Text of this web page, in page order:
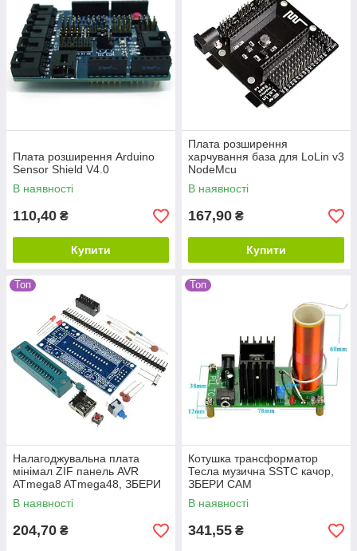
Плата розширення Arduino
Sensor Shield V4.0
В наявності
110,40 ₴
Купити
Плата розширення
харчування база для LoLin v3
NodeMcu
В наявності
167,90 ₴
Купити
Топ
Налагоджувальна плата
мінімал ZIF панель AVR
ATmega8 ATmega48, ЗБЕРИ
САМ
В наявності
204,70 ₴
Топ
Котушка трансформатор
Тесла музична SSTC качор,
ЗБЕРИ САМ
В наявності
341,55 ₴